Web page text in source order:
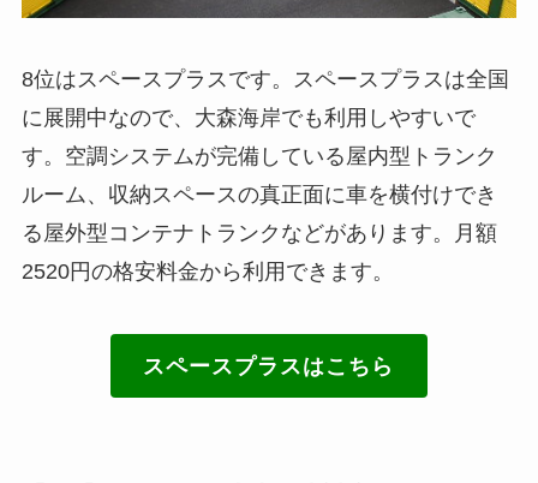
8位はスペースプラスです。スペースプラスは全国
に展開中なので、大森海岸でも利用しやすいで
す。空調システムが完備している屋内型トランク
ルーム、収納スペースの真正面に車を横付けでき
る屋外型コンテナトランクなどがあります。月額
2520円の格安料金から利用できます。
スペースプラスはこちら